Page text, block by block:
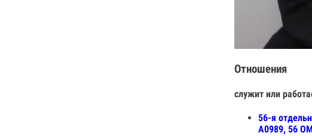
Отношения
служит или
56-я
А0989, 56